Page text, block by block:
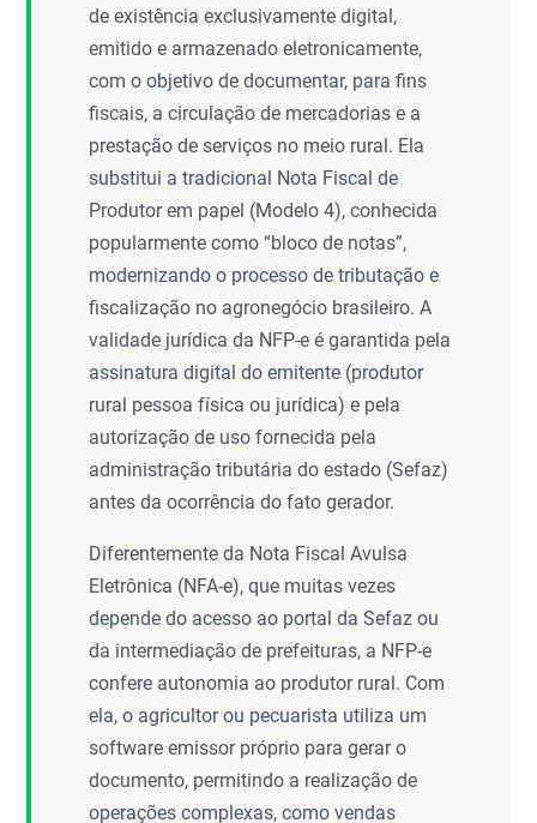
de existência exclusivamente digital,
emitido e armazenado eletronicamente,
com o objetivo de documentar, para fins
fiscais, a circulação de mercadorias e a
prestação de serviços no meio rural. Ela
substitui a tradicional Nota Fiscal de
Produtor em papel (Modelo 4), conhecida
popularmente como “bloco de notas”,
modernizando o processo de tributação e
fiscalização no agronegócio brasileiro. A
validade jurídica da NFP-e é garantida pela
assinatura digital do emitente (produtor
rural pessoa física ou jurídica) e pela
autorização de uso fornecida pela
administração tributária do estado (Sefaz)
antes da ocorrência do fato gerador.
Diferentemente da Nota Fiscal Avulsa
Eletrônica (NFA-e), que muitas vezes
depende do acesso ao portal da Sefaz ou
da intermediação de prefeituras, a NFP-e
confere autonomia ao produtor rural. Com
ela, o agricultor ou pecuarista utiliza um
software emissor próprio para gerar o
documento, permitindo a realização de
operações complexas, como vendas